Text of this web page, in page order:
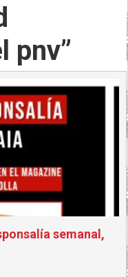
pnv”
semanal,